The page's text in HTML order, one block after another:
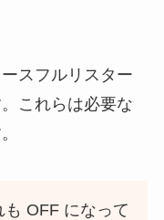
スフルリスター
これらは必要な
OFF になって